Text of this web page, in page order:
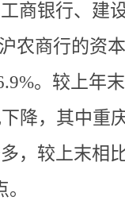
商银行、建
农商行的资
。较上年
降，其中重
，较上末相